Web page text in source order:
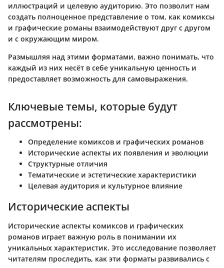
иллюстраций и целевую аудиторию. Это позволит нам
создать полноценное представление о том, как комиксы
и графические романы взаимодействуют друг с другом
и с окружающим миром.
Размышляя над этими форматами, важно понимать, что
каждый из них несёт в себе уникальную ценность и
предоставляет возможность для самовыражения.
Ключевые темы, которые будут
рассмотрены:
Определение комиксов и графических романов
Исторические аспекты их появления и эволюции
Структурные отличия
Тематические и эстетические характеристики
Целевая аудитория и культурное влияние
Исторические аспекты
Исторические аспекты комиксов и графических
романов играет важную роль в понимании их
уникальных характеристик. Это исследование позволяет
читателям проследить, как эти форматы развивались с